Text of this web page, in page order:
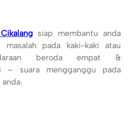
siap membantu anda
masalah pada kaki-kaki atau
beroda empat &
– suara mengganggu pada